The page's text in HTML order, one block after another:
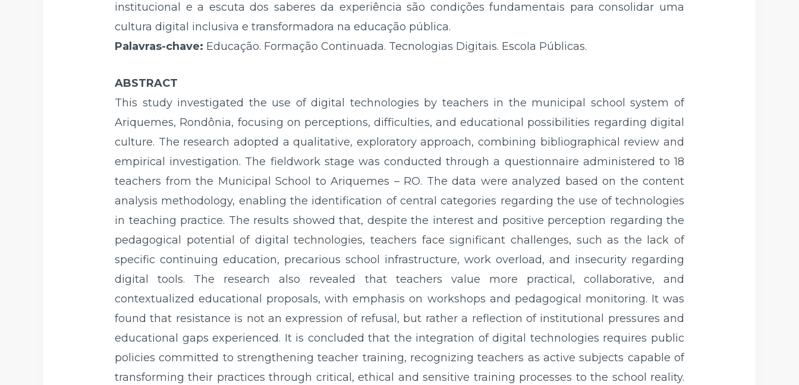
institucional e a escuta dos saberes da experiência são condições fundamentais para consolidar uma
cultura digital inclusiva e transformadora na educação pública.
Palavras-chave: Educação. Formação Continuada. Tecnologias Digitais. Escola Públicas.
ABSTRACT
This study investigated the use of digital technologies by teachers in the municipal school system of
Ariquemes, Rondônia, focusing on perceptions, difficulties, and educational possibilities regarding digital
culture. The research adopted a qualitative, exploratory approach, combining bibliographical review and
empirical investigation. The fieldwork stage was conducted through a questionnaire administered to 18
teachers from the Municipal School to Ariquemes – RO. The data were analyzed based on the content
analysis methodology, enabling the identification of central categories regarding the use of technologies
in teaching practice. The results showed that, despite the interest and positive perception regarding the
pedagogical potential of digital technologies, teachers face significant challenges, such as the lack of
specific continuing education, precarious school infrastructure, work overload, and insecurity regarding
digital tools. The research also revealed that teachers value more practical, collaborative, and
contextualized educational proposals, with emphasis on workshops and pedagogical monitoring. It was
found that resistance is not an expression of refusal, but rather a reflection of institutional pressures and
educational gaps experienced. It is concluded that the integration of digital technologies requires public
policies committed to strengthening teacher training, recognizing teachers as active subjects capable of
transforming their practices through critical, ethical and sensitive training processes to the school reality.